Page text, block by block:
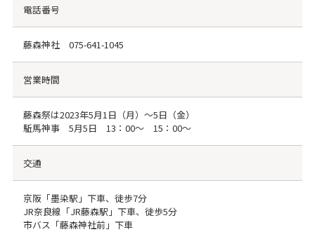
電話番号
藤森神社 075-641-1045
営業時間
藤森祭は2023年5月1日（月）～5日（金）
駈馬神事 5月5日 13：00～ 15：00～
交通
京阪「墨染駅」下車、徒歩7分
JR奈良線「JR藤森駅」下車、徒歩5分
市バス「藤森神社前」下車